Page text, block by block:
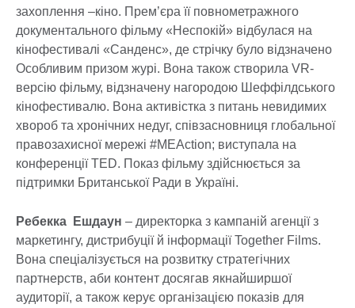
захоплення –кіно. Прем’єра її повнометражного
документального фільму «Неспокій» відбулася на
кінофестивалі «Санденс», де стрічку було відзначено
Особливим призом журі. Вона також створила VR-
версію фільму, відзначену нагородою Шеффілдського
кінофестивалю. Вона активістка з питань невидимих
хвороб та хронічних недуг, співзасновниця глобальної
правозахисної мережі #MEAction; виступала на
конференції TED. Показ фільму здійснюється за
підтримки Британської Ради в Україні.
Ребекка Ешдаун – директорка з кампаній агенції з
маркетингу, дистрибуції й інформації Together Films.
Вона спеціалізується на розвитку стратегічних
партнерств, аби контент досягав якнайширшої
аудиторії, а також керує організацією показів для